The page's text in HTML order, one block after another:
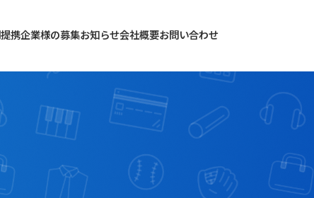
提携企業様の募集お知らせ会社概要お問い合わせ
リ
ン
リ